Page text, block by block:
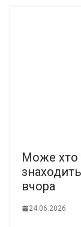
Мoже хто
вчoра
24.06.2026